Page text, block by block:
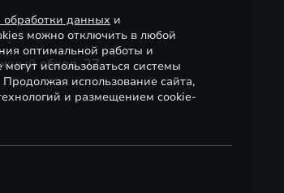
обход, 27
обработки данных и
можно отключить в любой
оптимальной работы и
использоваться системы
использование сайта,
и размещением cookie-